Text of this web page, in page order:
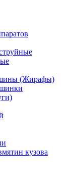
(Жирафы)
кузова